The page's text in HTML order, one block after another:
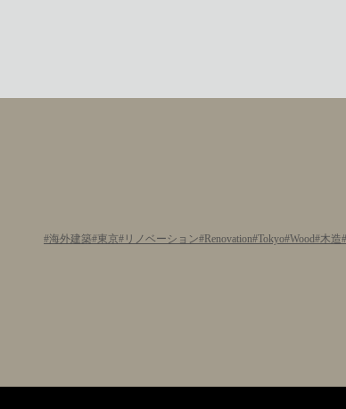
海外建築 東京 リノベーション Renovation Tokyo Wood 木造